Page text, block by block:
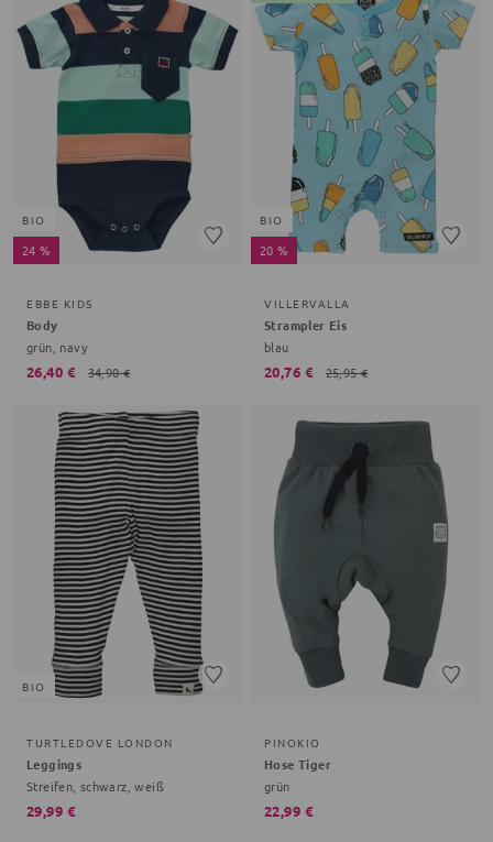
BIO
24 %
EBBE KIDS
Body
grün, navy
26,40 € 34,90 €
BIO
20 %
VILLERVALLA
Strampler Eis
blau
20,76 € 25,95 €
BIO
TURTLEDOVE LONDON
Leggings
Streifen, schwarz, weiß
29,99 €
PINOKIO
Hose Tiger
grün
22,99 €